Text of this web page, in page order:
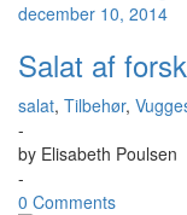
december 10, 2014
Salat af
salat, Tilbehør,
-
by Elisabeth Poulsen
-
0 Comments